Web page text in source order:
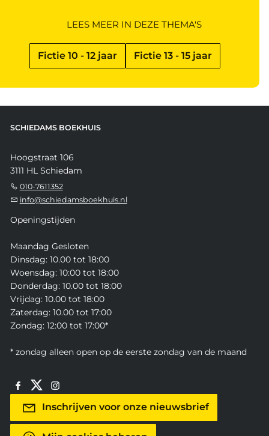
Fictie 10 - 12 jaar Fictie 13 - 15 jaar
LEES MEER IN DEZE THEMA'S
SCHIEDAMS BOEKHUIS
Hoogstraat 106
3111 HL Schiedam
010-7611352
info@schiedamsboekhuis.nl
Openingstijden
Maandag Gesloten
Dinsdag: 10.00 tot 18:00
Woensdag: 10:00 tot 18:00
Donderdag: 10.00 tot 18:00
Vrijdag: 10.00 tot 18:00
Zaterdag: 10.00 tot 17:00
Zondag: 12:00 tot 17:00*
* zondag alleen open op de eerste zondag van de maand
Inschrijven voor onze nieuwsbrief